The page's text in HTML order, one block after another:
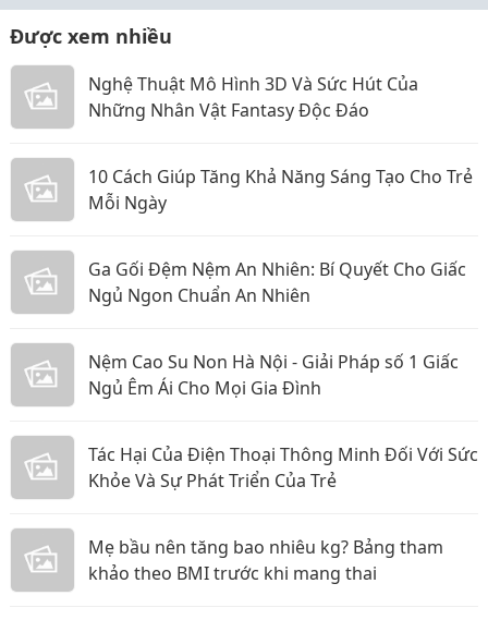
Được xem nhiều
Nghệ Thuật Mô Hình 3D Và Sức Hút Của
Những Nhân Vật Fantasy Độc Đáo
10 Cách Giúp Tăng Khả Năng Sáng Tạo Cho Trẻ
Mỗi Ngày
Ga Gối Đệm Nệm An Nhiên: Bí Quyết Cho Giấc
Ngủ Ngon Chuẩn An Nhiên
Nệm Cao Su Non Hà Nội - Giải Pháp số 1 Giấc
Ngủ Êm Ái Cho Mọi Gia Đình
Tác Hại Của Điện Thoại Thông Minh Đối Với Sức
Khỏe Và Sự Phát Triển Của Trẻ
Mẹ bầu nên tăng bao nhiêu kg? Bảng tham
khảo theo BMI trước khi mang thai